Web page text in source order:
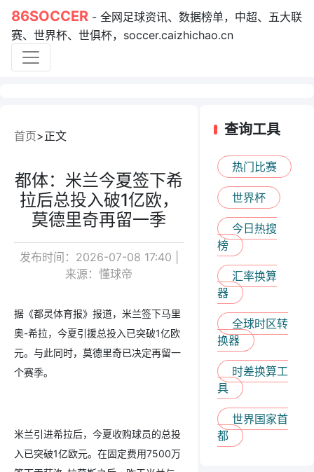
86SOCCER - 全网足球资讯、数据榜单，中超、五大联
赛、世界杯、世俱杯，soccer.caizhichao.cn
首页 正文
都体：米兰今夏签下希
拉后总投入破1亿欧，
莫德里奇再留一季
发布时间：2026-07-08 17:40 |
来源：懂球帝
据《都灵体育报》报道，米兰签下马里
奥-希拉，今夏引援总投入已突破1亿欧
元。与此同时，莫德里奇已决定再留一
个赛季。
米兰引进希拉后，今夏收购球员的总投
入已突破1亿欧元。在固定费用7500万
查询工具
热门比赛
世界杯
今日热搜
榜
汇率换算
器
全球时区转
换器
时差换算工
具
世界国家首
都